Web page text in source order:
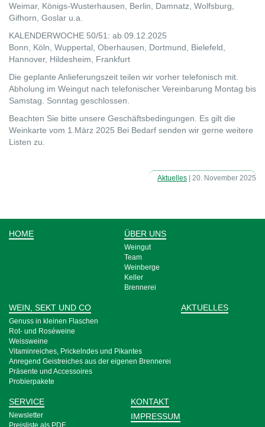
Weimar, Königs-Wusterhausen, Berlin, Damnatz, Wolfsburg,
Gifhorn, Goslar u.a.
KALENDERWOCHE 50/51: ab 09.12.2025
Bonn, Köln, Wuppertal, Oberhausen, Dortmund, Bielefeld,
Hannover, Hildesheim, Frankfurt
Die geplante Anlieferungszeit teilen wir vorher telefonisch mit.
Abholung im Weingut nach telefonischer Vereinbarung Montag bis
Samstag. Sonntag geschlossen.
Beachten Sie bitte unsere Geschäftsbedingungen. Es gilt die
Weinkarte vom 1.März 2025 Bei Bedarf senden wir gerne weitere
Listen zu.
Aktuelles | 20. November 2025
HOME ÜBER UNS
Weingut
Team
Weinberge
Keller
Brennerei
WEIN, SEKT UND CO
Genuss in kleinen Flaschen
Rot- und Rosé­weine
Weiss­weine
Vitamin­reiches, Pri­ckeln­des und Pikantes
Anre­gend Geist­­reich­es aus der eigenen Bren­nerei
Prä­sente und Acces­­soires
Probier­pakete
AKTUELLES
SERVICE
Newsletter
Preisliste als PDF
KONTAKT
IMPRESSUM